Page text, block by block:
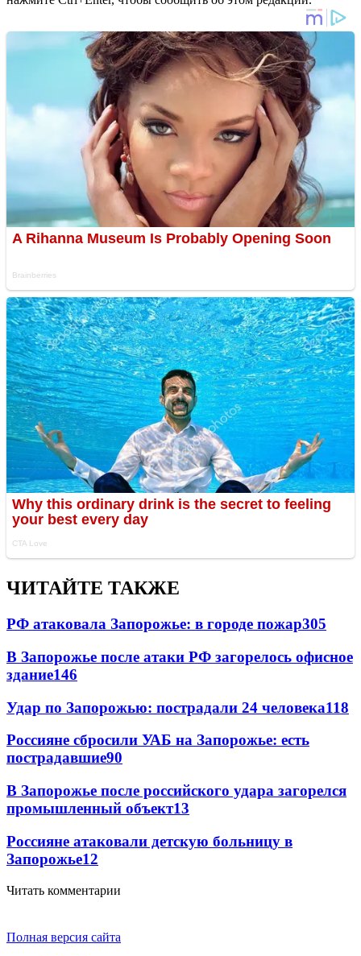
ЧИТАЙТЕ ТАКЖЕ
РФ атаковала Запорожье: в городе пожар305
В Запорожье после атаки РФ загорелось офисное
здание146
Удар по Запорожью: пострадали 24 человека118
Россияне сбросили УАБ на Запорожье: есть
пострадавшие90
В Запорожье после российского удара загорелся
промышленный объект13
Россияне атаковали детскую больницу в
Запорожье12
Читать комментарии
Полная версия сайта